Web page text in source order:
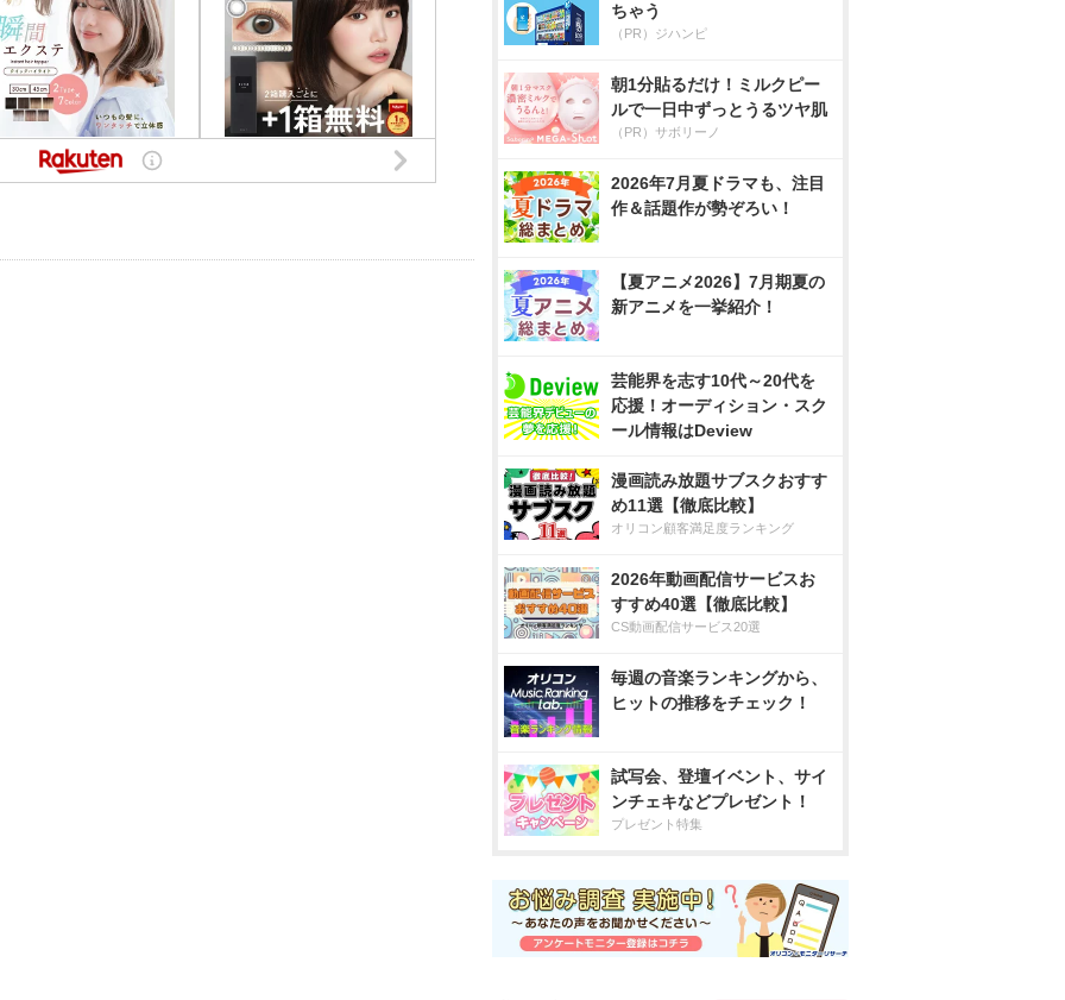
ちゃう
（PR）ジハンピ
朝1分貼るだけ！ミルクピー
ルで一日中ずっとうるツヤ肌
（PR）サボリーノ
2026年7月夏ドラマも、注目
作＆話題作が勢ぞろい！
【夏アニメ2026】7月期夏の
新アニメを一挙紹介！
芸能界を志す10代～20代を
応援！オーディション・スク
ール情報はDeview
漫画読み放題サブスクおすす
め11選【徹底比較】
オリコン顧客満足度ランキング
2026年動画配信サービスお
すすめ40選【徹底比較】
CS動画配信サービス20選
毎週の音楽ランキングから、
ヒットの推移をチェック！
試写会、登壇イベント、サイ
ンチェキなどプレゼント！
プレゼント特集